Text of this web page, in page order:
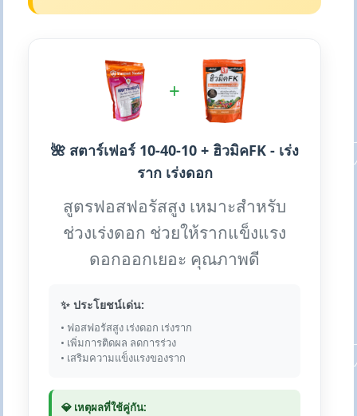
+
🌺 สตาร์เฟอร์ 10-40-10 + ฮิวมิคFK - เร่ง
ราก เร่งดอก
สูตรฟอสฟอรัสสูง เหมาะสำหรับ
ช่วงเร่งดอก ช่วยให้รากแข็งแรง
ดอกออกเยอะ คุณภาพดี
✨ ประโยชน์เด่น:
• ฟอสฟอรัสสูง เร่งดอก เร่งราก
• เพิ่มการติดผล ลดการร่วง
• เสริมความแข็งแรงของราก
💎 เหตุผลที่ใช้คู่กัน: